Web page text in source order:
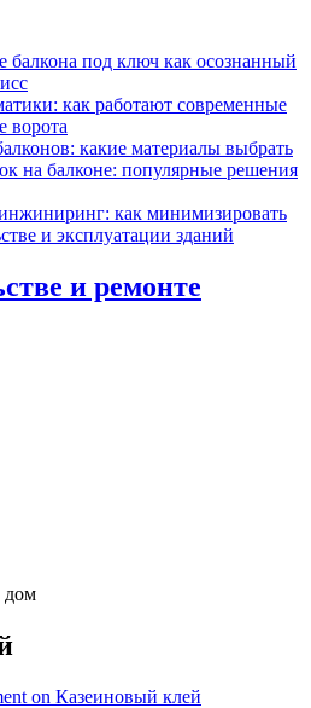
балкона под ключ как осознанный
как работают современные
ворота
какие материалы выбрать
на балконе: популярные решения
как минимизировать
и эксплуатации зданий
и ремонте
on Казеиновый клей